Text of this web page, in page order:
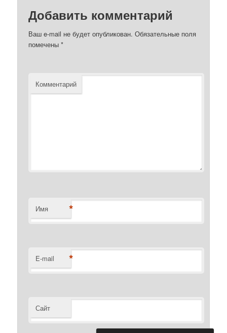
Добавить комментарий
Ваш e-mail не будет опубликован. Обязательные поля
помечены*
Комментарий
Имя *
E-mail *
Сайт